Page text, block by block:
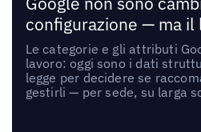
configurazione — ma il
Le categorie e gli attributi
lavoro: oggi sono i dati
legge per decidere se
gestirli — per sede, su larga